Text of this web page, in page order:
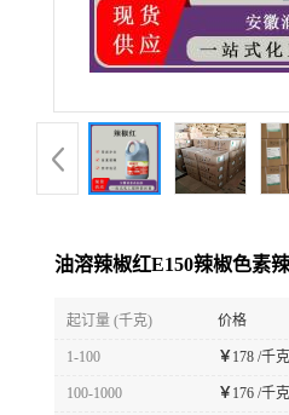
油溶辣椒红E150辣椒色素
起订量 (千克) 价格
1-100 ￥ 178 /千克
100-1000 ￥ 176 /千克